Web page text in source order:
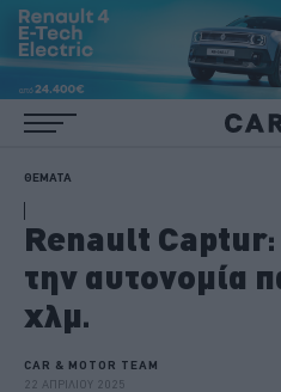
ΘΕΜΑΤΑ
Renault Captur:
την αυτονομία
χλμ.
CAR & MOTOR TEAM
22 ΑΠΡΙΛΙΟΥ 2025